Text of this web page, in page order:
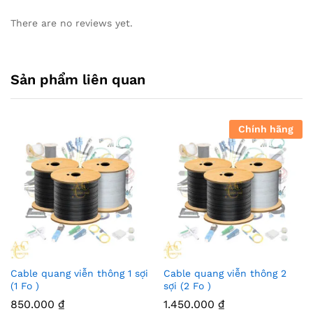
There are no reviews yet.
Sản phẩm liên quan
Cable quang viễn thông 1 sợi
(1 Fo )
850.000 ₫
Chính hãng
Cable quang viễn thông 2
sợi (2 Fo )
1.450.000 ₫